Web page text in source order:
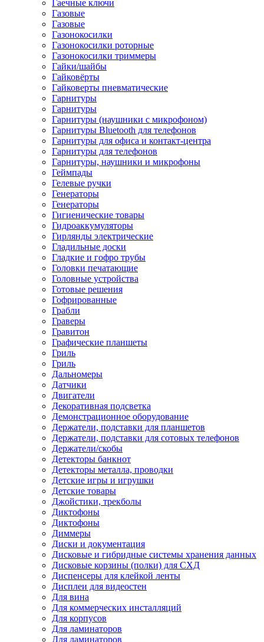
Гаечные ключи
Газовые
Газовые
Газонокосилки
Газонокосилки роторные
Газонокосилки триммеры
Гайки/шайбы
Гайковёрты
Гайковерты пневматические
Гарнитуры
Гарнитуры
Гарнитуры (наушники с микрофоном)
Гарнитуры Bluetooth для телефонов
Гарнитуры для офиса и контакт-центра
Гарнитуры для телефонов
Гарнитуры, наушники и микрофоны
Геймпады
Гелевые ручки
Генераторы
Генераторы
Гигиенические товары
Гидроаккумуляторы
Гирлянды электрические
Гладильные доски
Гладкие и гофро трубы
Головки печатающие
Головные устройства
Готовые решения
Гофрированные
Грабли
Граверы
Гравитон
Графические планшеты
Гриль
Гриль
Дальномеры
Датчики
Двигатели
Декоративная подсветка
Демонстрационное оборудование
Держатели, подставки для планшетов
Держатели, подставки для сотовых телефонов
Держатели/скобы
Детекторы банкнот
Детекторы металла, проводки
Детские игры и игрушки
Детские товары
Джойстики, трекболы
Диктофоны
Диктофоны
Диммеры
Диски и документация
Дисковые и гибридные системы хранения данных
Дисковые корзины (полки) для СХД
Диспенсеры для клейкой ленты
Дисплеи для видеостен
Для вина
Для коммерческих инсталляций
Для корпусов
Для ламинаторов
Для ламинаторов